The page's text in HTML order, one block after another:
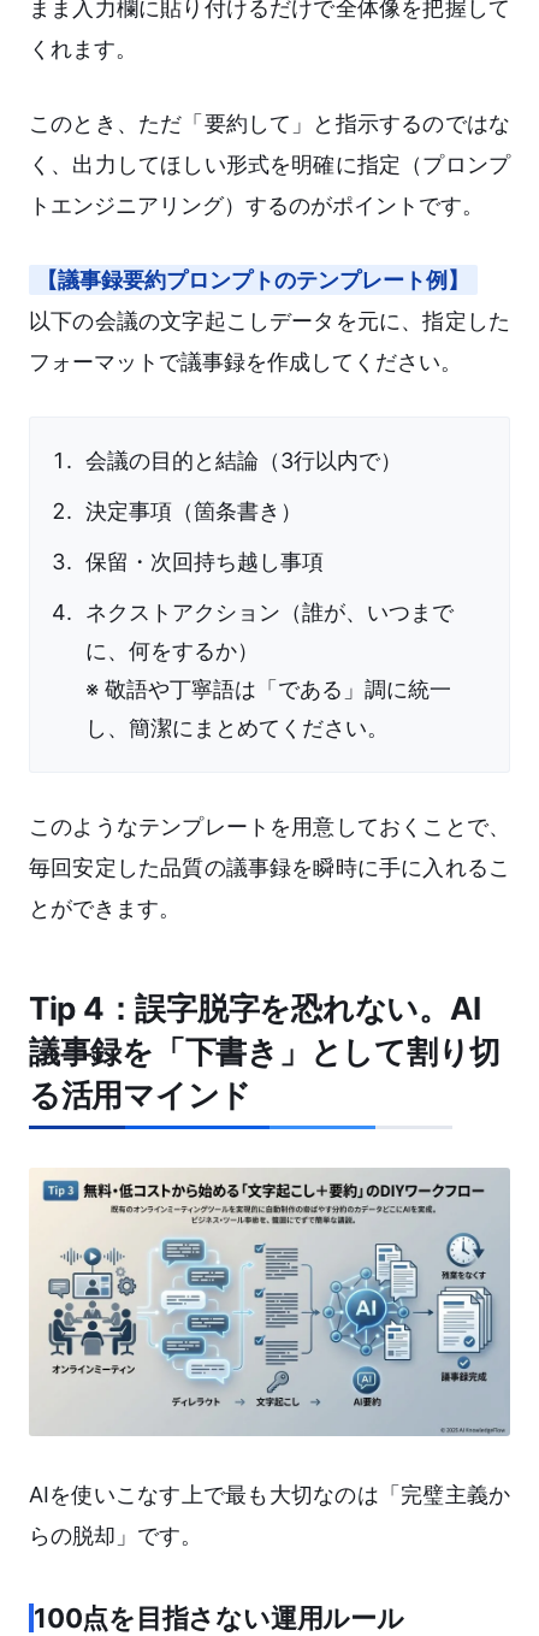
まま入力欄に貼り付けるだけで全体像を把握して
くれます。
このとき、ただ「要約して」と指示するのではな
く、出力してほしい形式を明確に指定（プロンプ
トエンジニアリング）するのがポイントです。
【議事録要約プロンプトのテンプレート例】
以下の会議の文字起こしデータを元に、指定した
フォーマットで議事録を作成してください。
会議の目的と結論（3行以内で）
決定事項（箇条書き）
保留・次回持ち越し事項
ネクストアクション（誰が、いつまで
に、何をするか）
※ 敬語や丁寧語は「である」調に統一
し、簡潔にまとめてください。
このようなテンプレートを用意しておくことで、
毎回安定した品質の議事録を瞬時に手に入れるこ
とができます。
Tip 4：誤字脱字を恐れない。AI
議事録を「下書き」として割り切
る活用マインド
AIを使いこなす上で最も大切なのは「完璧主義か
らの脱却」です。
100点を目指さない運用ルール